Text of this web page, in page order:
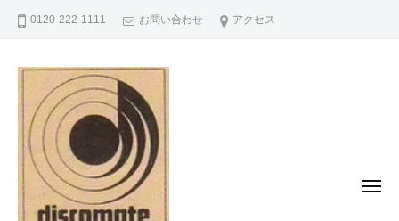
0120-222-1111 お問い合わせ アクセス
メ